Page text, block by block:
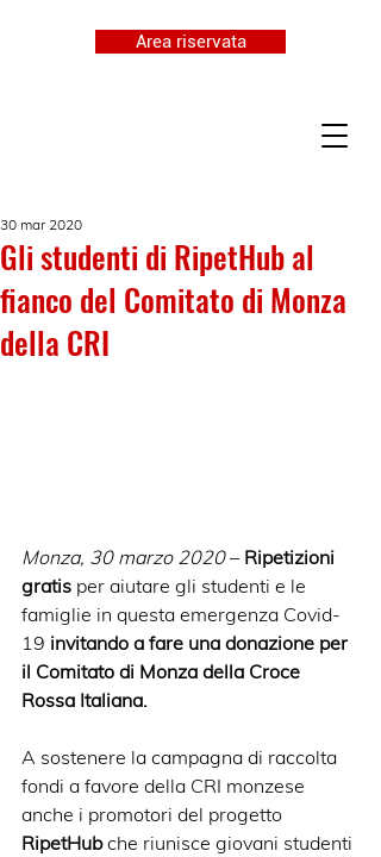
Area riservata
Gli studenti di RipetHub al
fianco del Comitato di Monza
della CRI
30 mar 2020
Monza, 30 marzo 2020 – Ripetizioni
gratis per aiutare gli studenti e le
famiglie in questa emergenza Covid-
19 invitando a fare una donazione per
il Comitato di Monza della Croce
Rossa Italiana.
A sostenere la campagna di raccolta
fondi a favore della CRI monzese
anche i promotori del progetto
RipetHub che riunisce giovani studenti